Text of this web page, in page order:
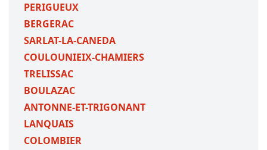
PERIGUEUX
BERGERAC
SARLAT-LA-CANEDA
COULOUNIEIX-CHAMIERS
TRELISSAC
BOULAZAC
ANTONNE-ET-TRIGONANT
LANQUAIS
COLOMBIER